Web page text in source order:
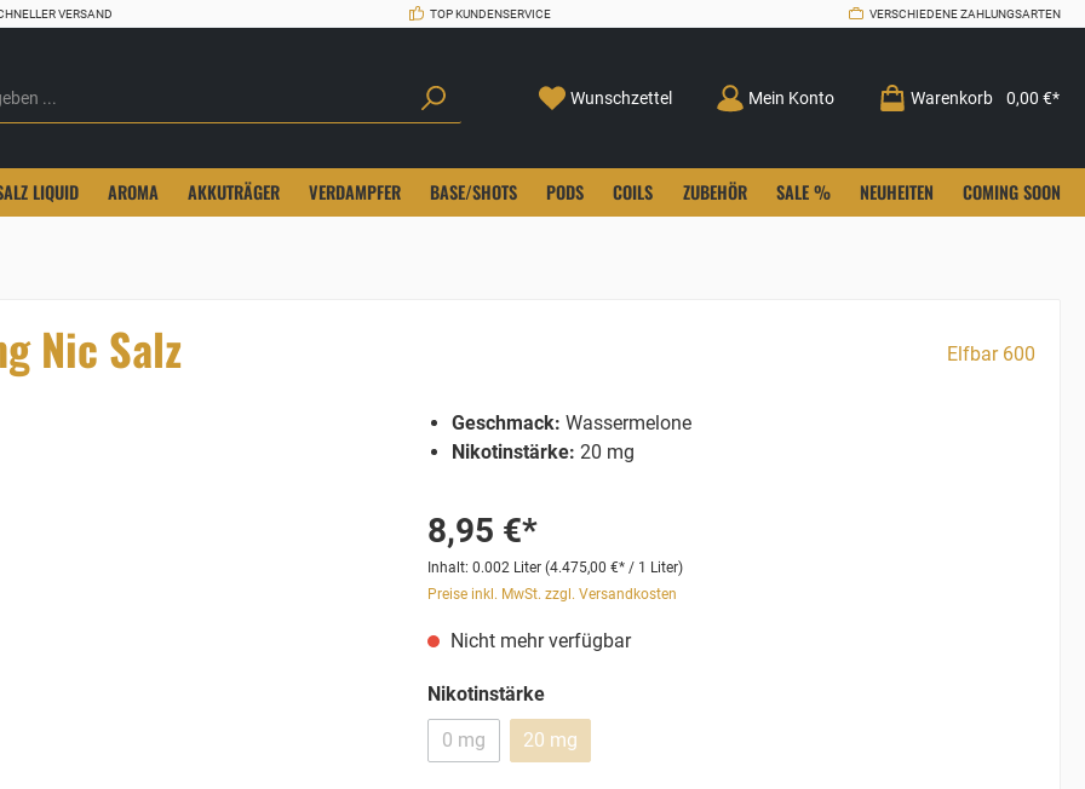
VERSAND TOP KUNDENSERVICE VERSCHIEDENE ZAHLUNGSARTEN
Wunschzettel Mein Konto Warenkorb 0,00 €*
LIQUID AROMA AKKUTRÄGER VERDAMPFER BASE/SHOTS PODS COILS ZUBEHÖR SALE % NEUHEITEN COMING SOON
Nic Salz Elfbar 600
Geschmack: Wassermelone
Nikotinstärke: 20 mg
8,95 €*
Inhalt: 0.002 Liter (4.475,00 €* / 1 Liter)
Preise inkl. MwSt. zzgl. Versandkosten
Nicht mehr verfügbar
Nikotinstärke
0 mg
20 mg